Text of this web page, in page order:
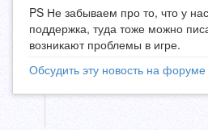
PS Не забываем про то, что у
поддержка, туда тоже можно
возникают проблемы в игре.
Обсудить эту новость на форуме